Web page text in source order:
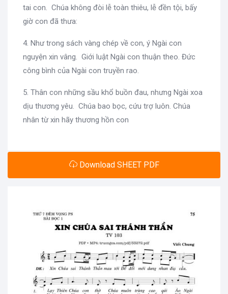
tai con. Chúa không đòi lễ toàn thiêu, lễ đền tội, bấy
giờ con đã thưa:
4. Như trong sách vàng chép về con, ý Ngài con
nguyện xin vâng. Giới luật Ngài con thuận theo. Đức
công bình của Ngài con truyền rao.
5. Thân con những sầu khổ buồn đau, nhưng Ngài xoa
dịu thương yêu. Chúa bao bọc, cứu trợ luôn. Chúa
nhân từ xin hãy thương hồn con
Download SHEET PDF